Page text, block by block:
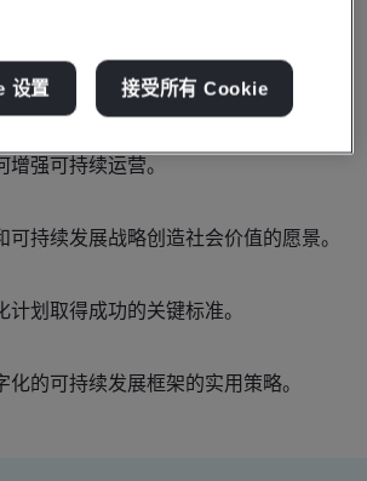
与竞争力之间共生关系的洞察。
强可持续运营。
持续发展战略创造社会价值的愿景。
划取得成功的关键标准。
的可持续发展框架的实用策略。
设置 接受所有 Cookie